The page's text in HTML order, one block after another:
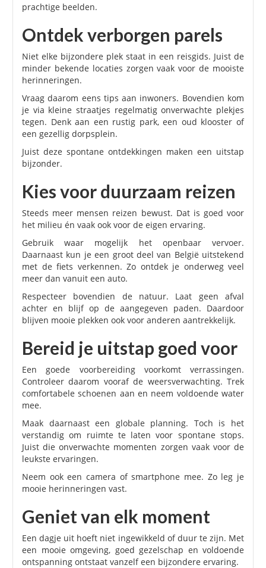
prachtige beelden.
Ontdek verborgen parels
Niet elke bijzondere plek staat in een reisgids. Juist de
minder bekende locaties zorgen vaak voor de mooiste
herinneringen.
Vraag daarom eens tips aan inwoners. Bovendien kom
je via kleine straatjes regelmatig onverwachte plekjes
tegen. Denk aan een rustig park, een oud klooster of
een gezellig dorpsplein.
Juist deze spontane ontdekkingen maken een uitstap
bijzonder.
Kies voor duurzaam reizen
Steeds meer mensen reizen bewust. Dat is goed voor
het milieu én vaak ook voor de eigen ervaring.
Gebruik waar mogelijk het openbaar vervoer.
Daarnaast kun je een groot deel van België uitstekend
met de fiets verkennen. Zo ontdek je onderweg veel
meer dan vanuit een auto.
Respecteer bovendien de natuur. Laat geen afval
achter en blijf op de aangegeven paden. Daardoor
blijven mooie plekken ook voor anderen aantrekkelijk.
Bereid je uitstap goed voor
Een goede voorbereiding voorkomt verrassingen.
Controleer daarom vooraf de weersverwachting. Trek
comfortabele schoenen aan en neem voldoende water
mee.
Maak daarnaast een globale planning. Toch is het
verstandig om ruimte te laten voor spontane stops.
Juist die onverwachte momenten zorgen vaak voor de
leukste ervaringen.
Neem ook een camera of smartphone mee. Zo leg je
mooie herinneringen vast.
Geniet van elk moment
Een dagje uit hoeft niet ingewikkeld of duur te zijn. Met
een mooie omgeving, goed gezelschap en voldoende
ontspanning ontstaat vanzelf een bijzondere ervaring.